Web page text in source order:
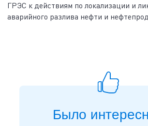
ГРЭС к действиям по локализации и
аварийного разлива нефти и
Было